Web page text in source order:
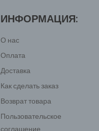
ИНФОРМАЦИЯ:
О нас
Оплата
Доставка
Как сделать заказ
Возврат товара
Пользовательское
соглашение